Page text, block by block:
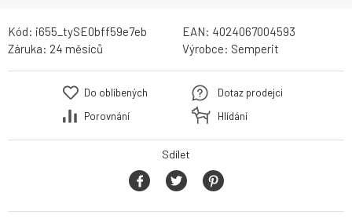
Kód: i655_tySE0bff59e7eb EAN: 4024067004593
Záruka: 24 měsíců Výrobce: Semperit
Do oblíbených
Porovnání
Dotaz prodejci
Hlídání
Sdílet